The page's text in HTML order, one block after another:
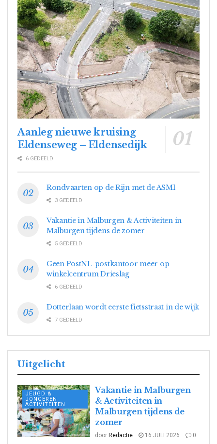
Aanleg nieuwe kruising
Eldenseweg – Eldensedijk
6 GEDEELD
Rondvaarten op de Rijn met de ASM1
3 GEDEELD
Vakantie in Malburgen & Activiteiten in
Malburgen tijdens de zomer
5 GEDEELD
Geen PostNL-postkantoor meer op
winkelcentrum Drieslag
6 GEDEELD
Dotterlaan wordt eerste fietsstraat in de wijk
7 GEDEELD
Uitgelicht
JEUGD &
JONGEREN
ACTIVITEITEN
Vakantie in Malburgen
& Activiteiten in
Malburgen tijdens de
zomer
door Redactie 16 JULI 2026 0